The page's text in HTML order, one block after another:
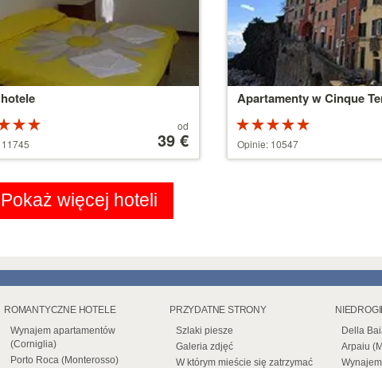
od
39 €
Apartamenty w Cinque
gwiazdek
Opinie: 10547
Pokaż więcej hoteli
ROMANTYCZNE HOTELE
Wynajem apartamentów
(Corniglia)
Porto Roca (Monterosso)
PRZYDATNE STRONY
Szlaki piesze
Galeria zdjęć
W którym mieście się zatrzymać
Della
Arpaiu